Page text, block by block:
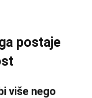
postaje
više nego